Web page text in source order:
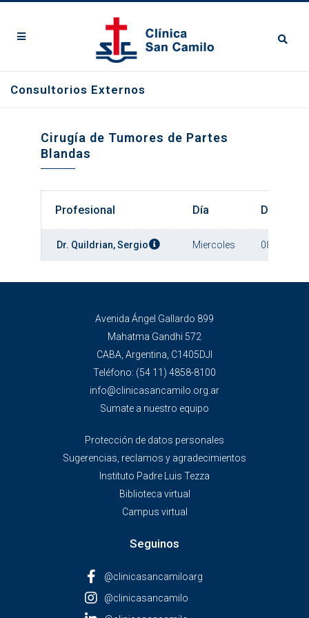
Consultorios Externos
Cirugía de Tumores de Partes
Blandas
Profesional Día Desde
Dr. Quildrian, Sergio Miercoles 08:00
Avenida Ángel Gallardo 899
Mahatma Gandhi 572
CABA, Argentina, C1405DJI
Teléfono: (54 11) 4858-8100
info@clinicasancamilo.org.ar
Sumate a nuestro equipo
Protección de datos personales
Sugerencias, reclamos y agradecimientos
Instituto Padre Luis Tezza
Biblioteca virtual
Campus virtual
Seguinos
@clinicasancamiloarg
@clinicasancamilo